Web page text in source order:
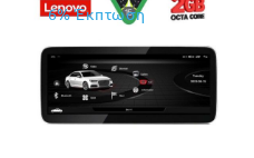
6% Έκπτωση